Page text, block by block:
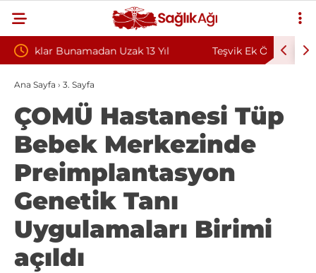
Teşvik Ek Ödemede Düzenleme Yolda: Genç
Sağlık Sendikası Sahanın Taleplerini Kamu
Hastaneleri Genel Müdürü’ne İletti
Ana Sayfa › 3. Sayfa
ÇOMÜ Hastanesi Tüp
Bebek Merkezinde
Preimplantasyon
Genetik Tanı
Uygulamaları Birimi
açıldı